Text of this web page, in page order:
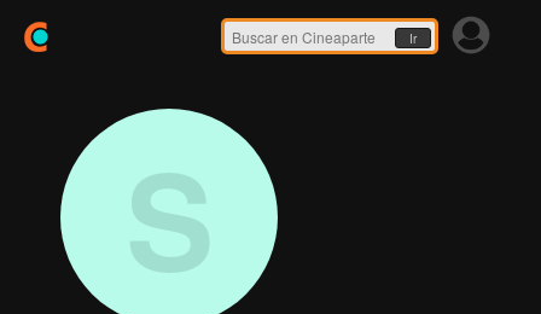
Ir
S